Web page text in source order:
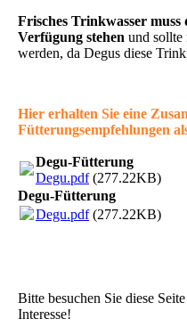
Frisches Trinkwasser
Verfügung stehen und sollte
werden, da Degus diese
Hier erhalten Sie eine
Fütterungsempfehlungen
Degu-Fütterung
Degu.pdf(277.22KB)
Degu-Fütterung
Degu.pdf(277.22KB)
Bitte besuchen Sie diese
Interesse!